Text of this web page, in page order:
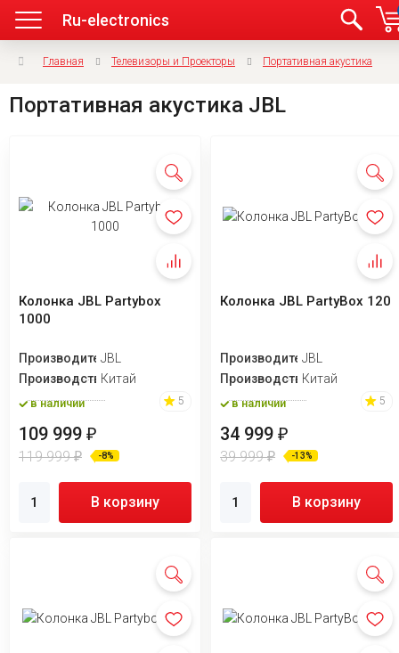
Ru-electronics
Главная Телевизоры и Проекторы Портативная акустика
Портативная акустика JBL
Колонка JBL Partybox
1000
Производитель
JBL
ПроизводствоКитай
в наличии 5
109 999 ₽
119 999₽ -8%
В корзину
Колонка JBL PartyBox 120
Производитель
JBL
ПроизводствоКитай
в наличии 5
34 999₽
39 999₽ -13%
В корзину